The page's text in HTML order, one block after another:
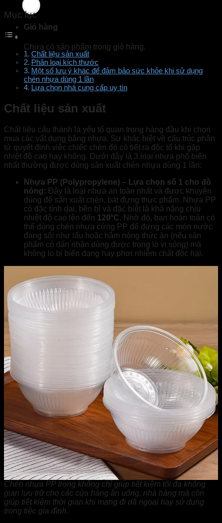
Giỏ hàng
Chưa có sản phẩm trong giỏ hàng.
Mục lục
Chất liệu sản xuất
Phân loại kích thước
Một số lưu ý khác để đảm bảo sức khỏe khi sử dụng
chén nhựa dùng 1 lần
Lựa chọn nhà cung cấp uy tín
Chất liệu sản xuất
Chất liệu cấu thành là yếu tố quan trọng hàng đầu khi chọn
mua các vật dụng bằng nhựa. Sự khác biệt về cấu trúc phân
tử quyết định việc chiếc chén đó có tiết ra độc tố khi gặp
nhiệt độ cao hay không. Dưới đây là 3 loại nhựa phổ biến
nhất thường được dùng sản xuất chén nhựa dùng 1 lần:
Nhựa PP (Polypropylene) – Lựa chọn số 1 cho đồ
nóng: Đây là loại nhựa an toàn nhất và được khuyên
dùng để sản xuất chén, bát đựng thực phẩm. Nhựa PP
có đặc tính dai, bền bỉ và đặc biệt là khả năng chịu
nhiệt độ cao lên đến 120°C. Nhờ đó, bạn hoàn toàn có
thể dùng chén nhựa cứng PP để đựng các món nước
đang sôi như lẩu hoặc hâm nóng thức ăn (nếu sản
phẩm có dán nhãn dùng được trong lò vi sóng) mà
không lo bị biến dạng hay phơi nhiễm chất độc hại.
Chén nhựa PP trong không chỉ giúp tiết kiệm tối đa không
gian lưu trữ cho các cửa hàng ăn uống, nhà hàng mà còn
giúp tiết kiệm thời gian khi mang đi dã ngoại hay sử dụng
trong tiệc gia đình.